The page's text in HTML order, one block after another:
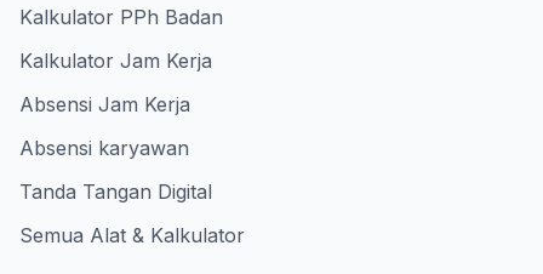
Kalkulator PPh Badan
Kalkulator Jam Kerja
Absensi Jam Kerja
Absensi karyawan
Tanda Tangan Digital
Semua Alat & Kalkulator